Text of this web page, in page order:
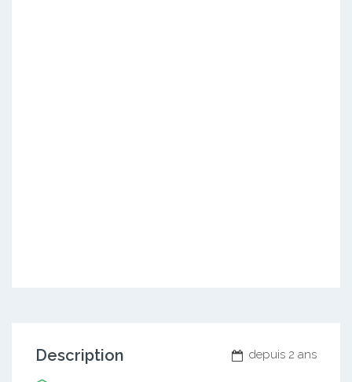
depuis 2 ans
Description